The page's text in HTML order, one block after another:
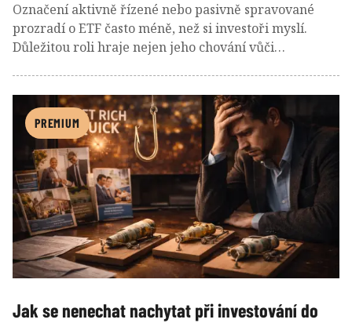
Označení aktivně řízené nebo pasivně spravované
prozradí o ETF často méně, než si investoři myslí.
Důležitou roli hraje nejen jeho chování vůči
benchmarku a nákladovost ETF (TER). Některá
„pasivní“ ETF totiž kopírují aktivně navržené speciální
indexy se svérázným výběrem cenných papírů,
zatímco jiná „aktivní“ se pro změnu těsně drží svého
benchmarku tak, že nedokážou odůvodnit své vyšší
náklady na správu. Provozují tzv. zastřené indexování
(closet indexing) a připomínají jen dražší kopie svých
pasivních souputníků.
PREMIUM
Jak se nenechat nachytat při investování do